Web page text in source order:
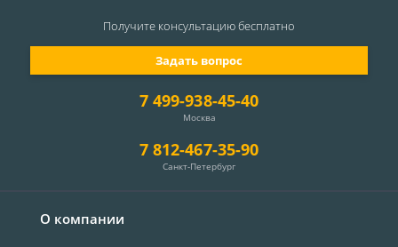
О компании
7 499-938-45-40
Москва
7 812-467-35-90
Санкт-Петербург
Задать вопрос
Получите консультациюбесплатно